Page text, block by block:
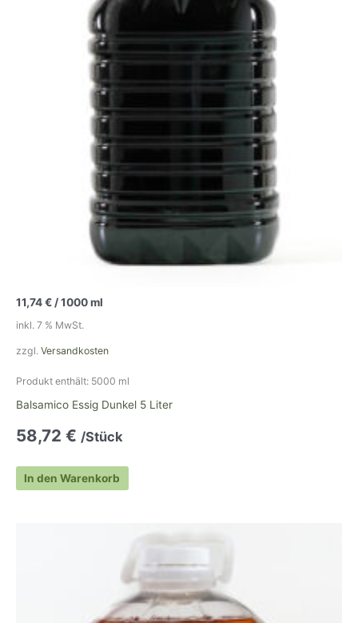
11,74€ /1000ml
inkl. 7 % MwSt.
zzgl. Versandkosten
Produkt enthält: 5000 ml
Balsamico Essig Dunkel 5 Liter
58,72 € /Stück
In den Warenkorb